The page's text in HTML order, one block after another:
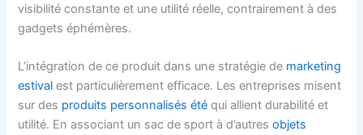
visibilité constante et une utilité réelle, contrairement à des
gadgets éphémères.
L’intégration de ce produit dans une stratégie de marketing
estival est particulièrement efficace. Les entreprises misent
sur des produits personnalisés été qui allient durabilité et
utilité. En associant un sac de sport à d’autresobjets